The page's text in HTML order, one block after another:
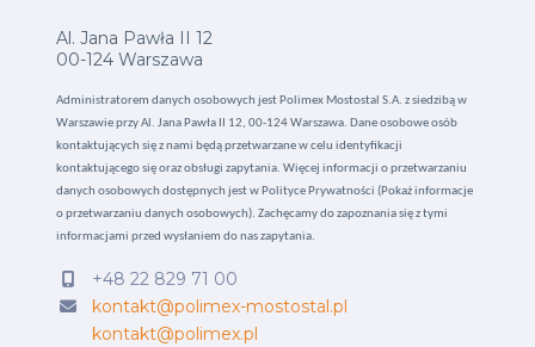
Al. Jana Pawła II 12
00-124 Warszawa
Administratorem danych osobowych jest Polimex Mostostal S.A. z siedzibą w
Warszawie przy Al. Jana Pawła II 12, 00-124 Warszawa. Dane osobowe osób
kontaktujących się z nami będą przetwarzane w celu identyfikacji
kontaktującego się oraz obsługi zapytania. Więcej informacji o przetwarzaniu
danych osobowych dostępnych jest w Polityce Prywatności (Pokaż informacje
o przetwarzaniu danych osobowych). Zachęcamy do zapoznania się z tymi
informacjami przed wysłaniem do nas zapytania.
+48 22 829 71 00
kontakt@polimex-mostostal.pl
kontakt@polimex.pl